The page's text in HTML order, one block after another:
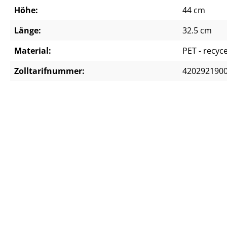
Höhe:
44 cm
Länge:
32.5 cm
Material:
PET -
Zolltarifnummer: